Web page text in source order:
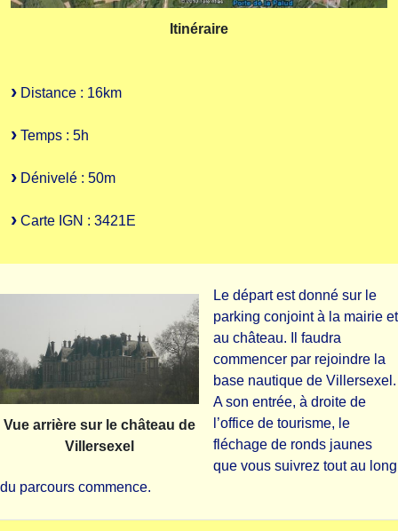
Itinéraire
Distance : 16km
Temps : 5h
Dénivelé : 50m
Carte IGN : 3421E
Vue arrière sur le château de
Villersexel
Le départ est donné sur le
parking conjoint à la mairie et
au château. Il faudra
commencer par rejoindre la
base nautique de Villersexel.
A son entrée, à droite de
l’office de tourisme, le
fléchage de ronds jaunes
que vous suivrez tout au long
du parcours commence.